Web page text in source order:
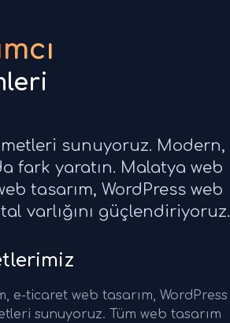
sunuyoruz. Modern,
fark yaratın. Malatya web
tasarım, WordPress web
varlığını güçlendiriyoruz.
e-ticaret web tasarım, WordPress
sunuyoruz. Tüm web tasarım